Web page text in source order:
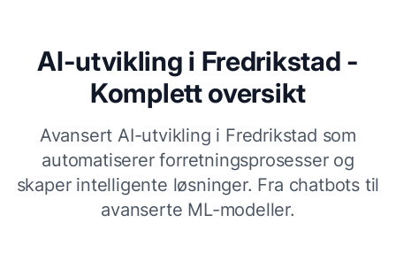
AI-utvikling i Fredrikstad -
Komplett oversikt
Avansert AI-utvikling i Fredrikstad som
automatiserer forretningsprosesser og
skaper intelligente løsninger. Fra chatbots til
avanserte ML-modeller.